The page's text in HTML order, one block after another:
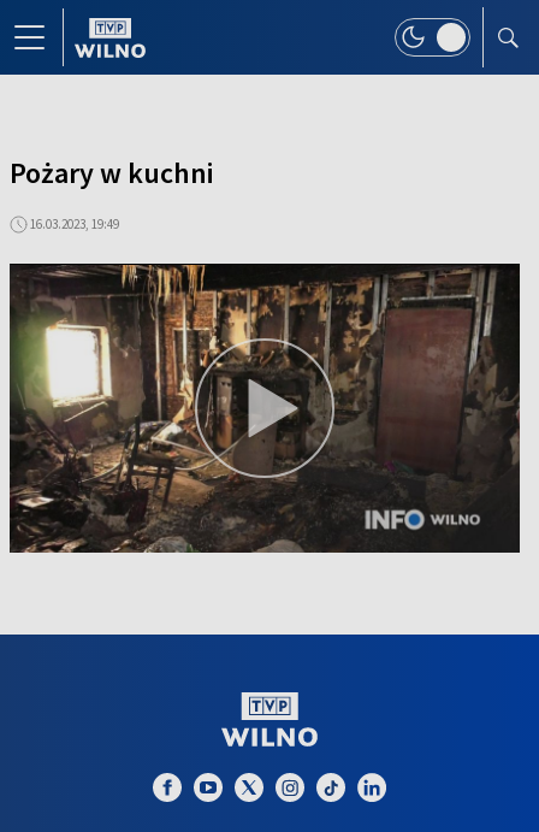
Pożary w kuchni
16.03.2023, 19:49